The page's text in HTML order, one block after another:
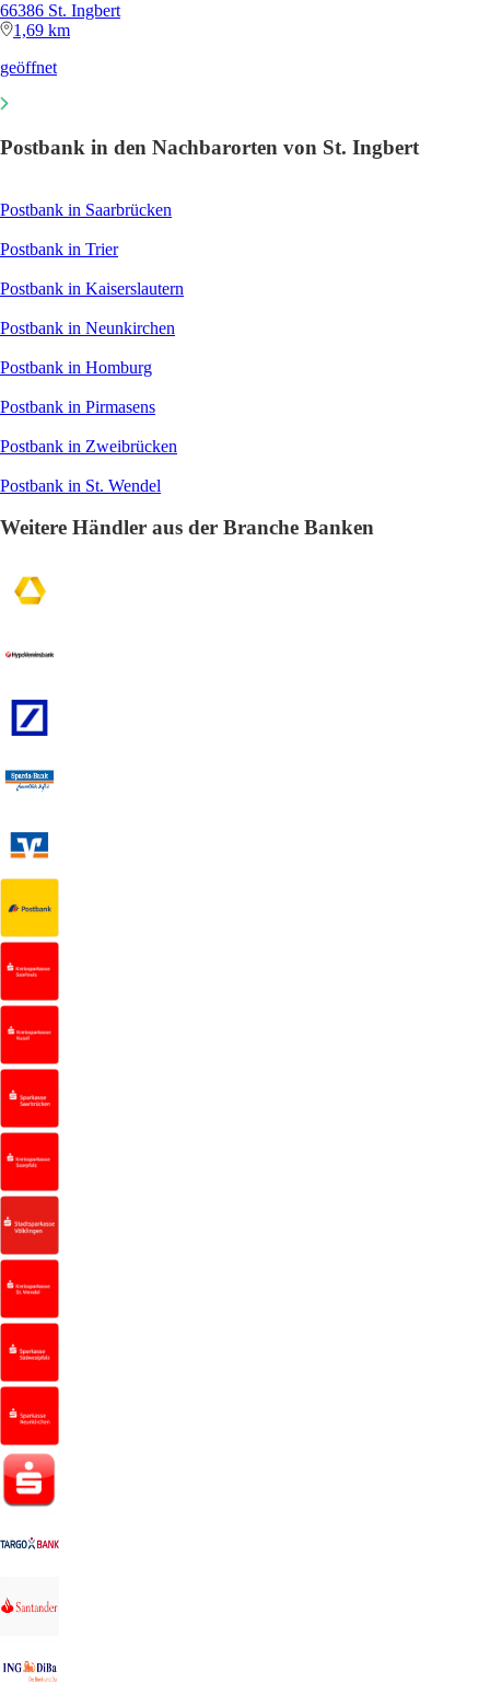
66386 St. Ingbert
1,69 km
geöffnet
Postbank in den Nachbarorten von St. Ingbert
Postbank in Saarbrücken
Postbank in Trier
Postbank in Kaiserslautern
Postbank in Neunkirchen
Postbank in Homburg
Postbank in Pirmasens
Postbank in Zweibrücken
Postbank in St. Wendel
Weitere Händler aus der Branche Banken